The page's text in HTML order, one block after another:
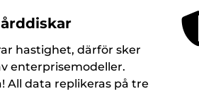
hastighet, därför sker
enterprisemodeller.
All data replikeras på tre